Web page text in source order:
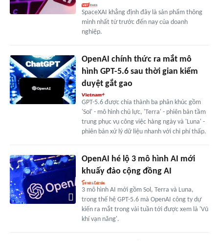
SpaceXAI khẳng định đây là sản phẩm thông
minh nhất từ trước đến nay của doanh
nghiệp.
OpenAI chính thức ra mắt mô
hình GPT-5.6 sau thời gian kiểm
duyệt gắt gao
GPT-5.6 được chia thành ba phân khúc gồm
'Sol' - mô hình chủ lực, 'Terra' - phiên bản tầm
trung phục vụ công việc hàng ngày và 'Luna' -
phiên bản xử lý dữ liệu nhanh với chi phí thấp.
OpenAI hé lộ 3 mô hình AI mới
khuấy đảo cộng đồng AI
3 mô hình AI mới gồm Sol, Terra và Luna,
trong thế hệ GPT-5.6 mà OpenAI công ty dự
kiến ra mắt trong vài tuần tới được xem là 'Vũ
khí vạn năng'.